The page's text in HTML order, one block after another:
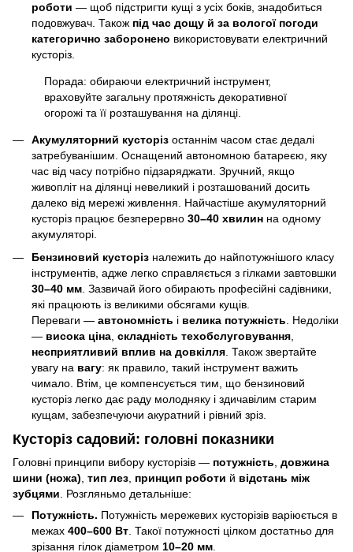
роботи — щоб підстригти кущі з усіх боків, знадобиться
подовжувач. Також під час дощу й за вологої погоди
категорично заборонено використовувати електричний
кусторіз.
Порада: обираючи електричний інструмент,
враховуйте загальну протяжність декоративної
огорожі та її розташування на ділянці.
Акумуляторний кусторіз останнім часом стає дедалі
затребуванішим. Оснащений автономною батареєю, яку
час від часу потрібно підзаряджати. Зручний, якщо
живопліт на ділянці невеликий і розташований досить
далеко від мережі живлення. Найчастіше акумуляторний
кусторіз працює безперервно 30–40 хвилин на одному
акумуляторі.
Бензиновий кусторіз належить до найпотужнішого класу
інструментів, адже легко справляється з гілками завтовшки
30–40 мм . Зазвичай його обирають професійні садівники,
які працюють із великими обсягами кущів.
Переваги — автономність і велика потужність . Недоліки
— висока ціна складність техобслуговування
несприятливий вплив на довкілля . Також звертайте
увагу на вагу: як правило, такий інструмент важить
чимало. Втім, це компенсується тим, що бензиновий
кусторіз легко дає раду молодняку і здичавілим старим
кущам, забезпечуючи акуратний і рівний зріз.
Кусторіз садовий: головні показники
Головні принципи вибору кусторізів — потужність, довжина
шини (ножа), тип лез, принцип роботи й відстань між
зубцями. Розгляньмо детальніше:
Потужність. Потужність мережевих кусторізів варіюється в
межах 400–600 Вт. Такої потужності цілком достатньо для
зрізання гілок діаметром 10–20 мм.